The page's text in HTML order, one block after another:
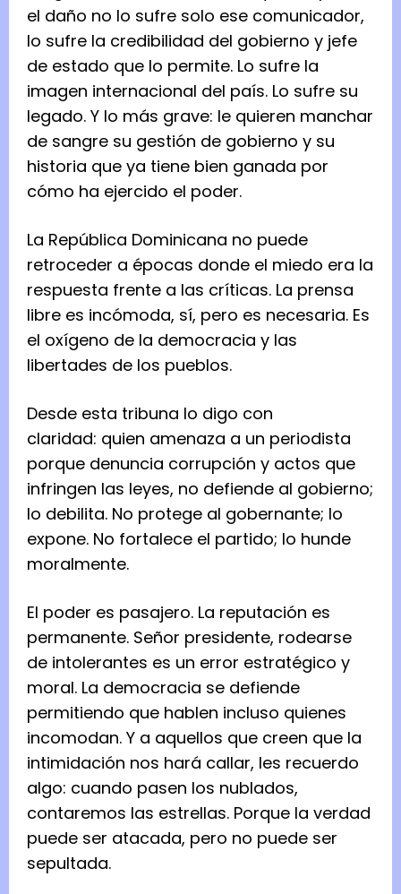
el daño no lo sufre solo ese comunicador,
lo sufre la credibilidad del gobierno y jefe
de estado que lo permite. Lo sufre la
imagen internacional del país. Lo sufre su
legado. Y lo más grave: le quieren manchar
de sangre su gestión de gobierno y su
historia que ya tiene bien ganada por
cómo ha ejercido el poder.
La República Dominicana no puede
retroceder a épocas donde el miedo era la
respuesta frente a las críticas. La prensa
libre es incómoda, sí, pero es necesaria. Es
el oxígeno de la democracia y las
libertades de los pueblos.
Desde esta tribuna lo digo con
claridad: quien amenaza a un periodista
porque denuncia corrupción y actos que
infringen las leyes, no defiende al gobierno;
lo debilita. No protege al gobernante; lo
expone. No fortalece el partido; lo hunde
moralmente.
El poder es pasajero. La reputación es
permanente. Señor presidente, rodearse
de intolerantes es un error estratégico y
moral. La democracia se defiende
permitiendo que hablen incluso quienes
incomodan. Y a aquellos que creen que la
intimidación nos hará callar, les recuerdo
algo: cuando pasen los nublados,
contaremos las estrellas. Porque la verdad
puede ser atacada, pero no puede ser
sepultada.